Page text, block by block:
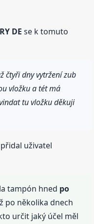
DE se k tomuto
čtyři dny vytržení zub
vložku a tét má
tu vložku děkuji
uživatel
tampón hned po
po několika dnech
určit jaký účel měl